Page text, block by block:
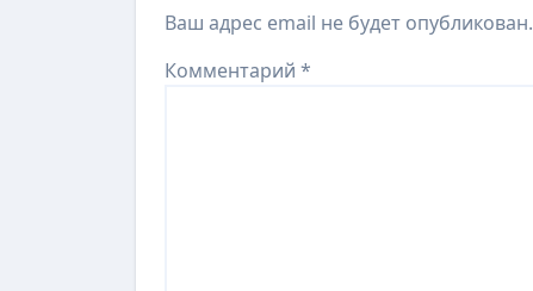
Ваш адрес email не будет опубликован.
Комментарий *